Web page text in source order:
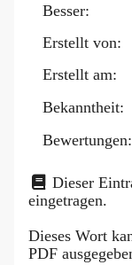
Besser:
Erstellt von:
Erstellt am:
Bekanntheit:
Bewertungen:
Dieser
eingetragen.
Dieses Wort
PDF